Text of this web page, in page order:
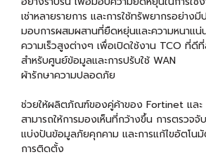
เช่าหลายรายการ และการใช้ทรัพยากรอย่าง
มอบการผสมผสานที่ยืดหยุ่นและความหนาแน่
ความเร็วสูงต่างๆ เพื่อเปิดใช้งาน TCO ที่ดี
สำหรับศูนย์ข้อมูลและการปรับใช้ WAN
ผ้ารักษาความปลอดภัย
ช่วยให้ผลิตภัณฑ์ของคู่ค้าของ Fortinet และ
สามารถให้การมองเห็นที่กว้างขึ้น การตรวจ
แบ่งปันข้อมูลภัยคุกคาม และการแก้ไขอัตโน
การติดตั้ง